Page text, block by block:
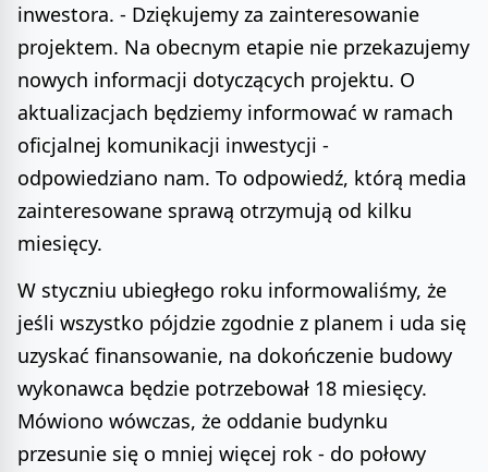
inwestora. - Dziękujemy za zainteresowanie
projektem. Na obecnym etapie nie przekazujemy
nowych informacji dotyczących projektu. O
aktualizacjach będziemy informować w ramach
oficjalnej komunikacji inwestycji -
odpowiedziano nam. To odpowiedź, którą media
zainteresowane sprawą otrzymują od kilku
miesięcy.
W styczniu ubiegłego roku informowaliśmy, że
jeśli wszystko pójdzie zgodnie z planem i uda się
uzyskać finansowanie, na dokończenie budowy
wykonawca będzie potrzebował 18 miesięcy.
Mówiono wówczas, że oddanie budynku
przesunie się o mniej więcej rok - do połowy